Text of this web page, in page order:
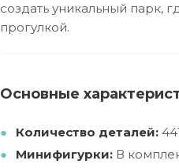
создать уникальный парк,
прогулкой.
Основные
Количество деталей:
Минифигурки: В